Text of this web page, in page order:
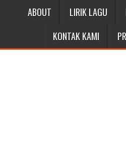
ABOUT LIRIK LAGU
KONTAK KAMI